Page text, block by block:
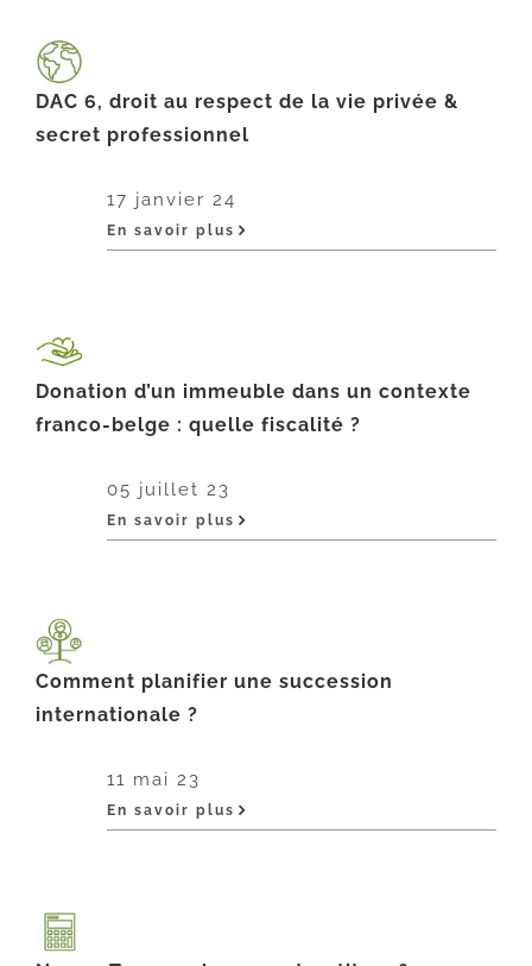
DAC 6, droit au respect de la vie privée &
secret professionnel
17 janvier 24
En savoir plus
Donation d’un immeuble dans un contexte
franco-belge : quelle fiscalité ?
05 juillet 23
En savoir plus
Comment planifier une succession
internationale ?
11 mai 23
En savoir plus